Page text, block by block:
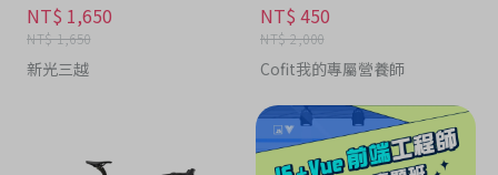
NT$ 1,650
NT$ 1,650
新光三越
NT$ 450
NT$ 2,000
Cofit我的專屬營養師